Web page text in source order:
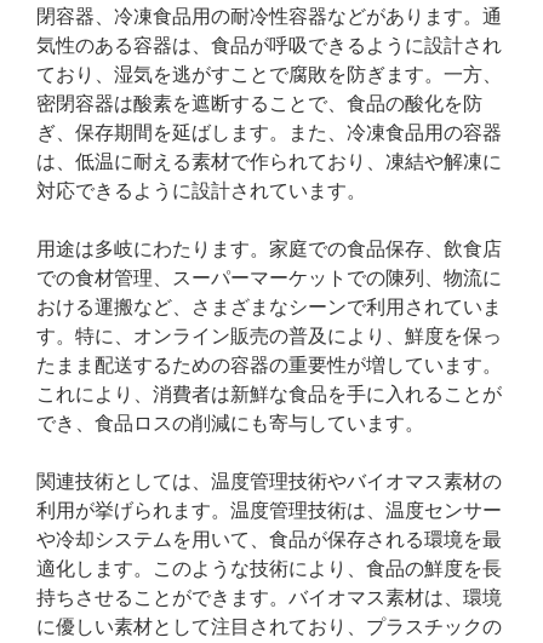
閉容器、冷凍食品用の耐冷性容器などがあります。通
気性のある容器は、食品が呼吸できるように設計され
ており、湿気を逃がすことで腐敗を防ぎます。一方、
密閉容器は酸素を遮断することで、食品の酸化を防
ぎ、保存期間を延ばします。また、冷凍食品用の容器
は、低温に耐える素材で作られており、凍結や解凍に
対応できるように設計されています。
用途は多岐にわたります。家庭での食品保存、飲食店
での食材管理、スーパーマーケットでの陳列、物流に
おける運搬など、さまざまなシーンで利用されていま
す。特に、オンライン販売の普及により、鮮度を保っ
たまま配送するための容器の重要性が増しています。
これにより、消費者は新鮮な食品を手に入れることが
でき、食品ロスの削減にも寄与しています。
関連技術としては、温度管理技術やバイオマス素材の
利用が挙げられます。温度管理技術は、温度センサー
や冷却システムを用いて、食品が保存される環境を最
適化します。このような技術により、食品の鮮度を長
持ちさせることができます。バイオマス素材は、環境
に優しい素材として注目されており、プラスチックの